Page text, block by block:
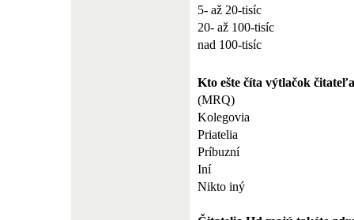
5- až 20-tisíc
20- až 100-tisíc
nad 100-tisíc
Kto ešte číta výtlačok
(MRQ)
Kolegovia
Priatelia
Príbuzní
Iní
Nikto iný